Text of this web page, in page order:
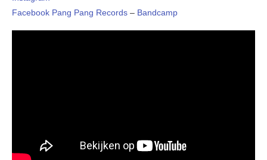
Facebook Pang Pang Records – Bandcamp